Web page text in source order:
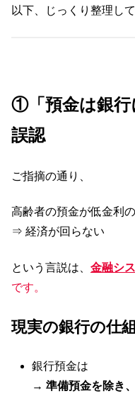
以下、じっくり整理し
①「預金は銀行
誤認
ご指摘の通り、
高齢者の預金が低金利
⇒ 経済が回らない
という言説は、 金融シ
です。
現実の銀行の仕
銀行預金は
→準備預金を除き